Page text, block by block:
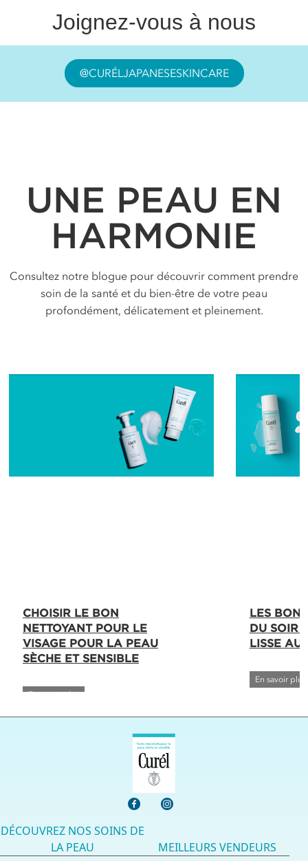
Joignez-vous à nous
@CURÉLJAPANESESKINCARE
UNE PEAU EN
HARMONIE
Consultez notre blogue pour découvrir comment prendre
soin de la santé et du bien-être de votre peau
profondément, délicatement et pleinement.
CHOISIR LE BON
NETTOYANT POUR LE
VISAGE POUR LA PEAU
SÈCHE ET SENSIBLE
En savoir plus
LES
DU SOIR
LISSE AU
En savoir plus
DÉCOUVREZ NOS SOINS DE
LA PEAU
MEILLEURS VENDEURS